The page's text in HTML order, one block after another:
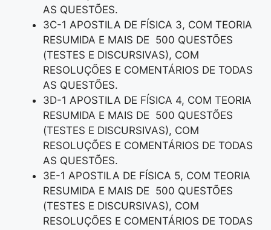
AS QUESTÕES.
3C-1 APOSTILA DE FÍSICA 3, COM TEORIA
RESUMIDA E MAIS DE 500 QUESTÕES
(TESTES E DISCURSIVAS), COM
RESOLUÇÕES E COMENTÁRIOS DE TODAS
AS QUESTÕES.
3D-1 APOSTILA DE FÍSICA 4, COM TEORIA
RESUMIDA E MAIS DE 500 QUESTÕES
(TESTES E DISCURSIVAS), COM
RESOLUÇÕES E COMENTÁRIOS DE TODAS
AS QUESTÕES.
3E-1 APOSTILA DE FÍSICA 5, COM TEORIA
RESUMIDA E MAIS DE 500 QUESTÕES
(TESTES E DISCURSIVAS), COM
RESOLUÇÕES E COMENTÁRIOS DE TODAS